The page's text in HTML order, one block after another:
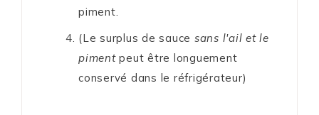
piment.
(Le surplus de sauce sans l'ail et le
pimentpeut être longuement
conservé dans le réfrigérateur)